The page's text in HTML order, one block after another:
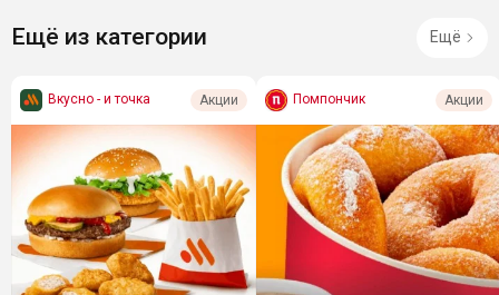
Ещё из категории Ещё
Вкусно - и точка Акции Помпончик Акции